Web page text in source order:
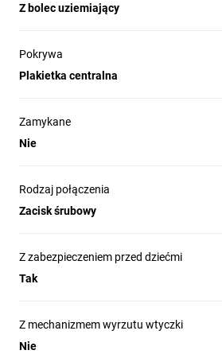
Z bolec uziemiający
Pokrywa
Plakietka centralna
Zamykane
Nie
Rodzaj połączenia
Zacisk śrubowy
Z zabezpieczeniem przed dziećmi
Tak
Z mechanizmem wyrzutu wtyczki
Nie